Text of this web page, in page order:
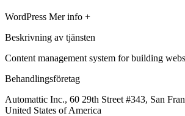
WordPress Mer info +
Beskrivning av tjänsten
Content management system for building
Behandlingsföretag
Automattic Inc., 60 29th Street #343, San
United States of America